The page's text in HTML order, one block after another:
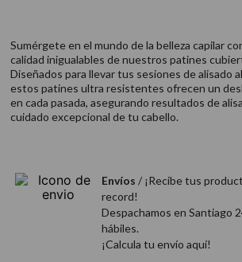
Sumérgete en el mundo de la belleza capilar
calidad inigualables de nuestros patines
Diseñados para llevar tus sesiones de alisado
estos patines ultra resistentes ofrecen un
en cada pasada, asegurando resultados de
cuidado excepcional de tu cabello.
Envíos / ¡Recibe tus
record!
Despachamos en Santiago
hábiles.
¡Calcula tu envío aquí!
8. loreal
9. acondicionador
10. protector térmico